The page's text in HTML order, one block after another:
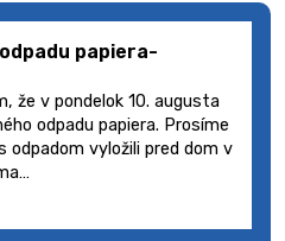
papiera-
že v pondelok 10. augusta
odpadu papiera. Prosíme
odpadom vyložili pred dom v